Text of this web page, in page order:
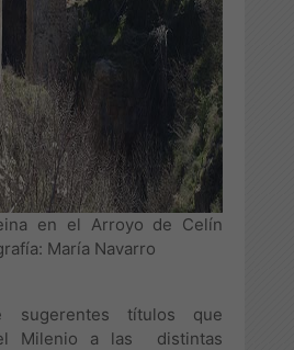
en el Arroyo de Celín
María Navarro
sugerentes títulos que
Milenio a las distintas